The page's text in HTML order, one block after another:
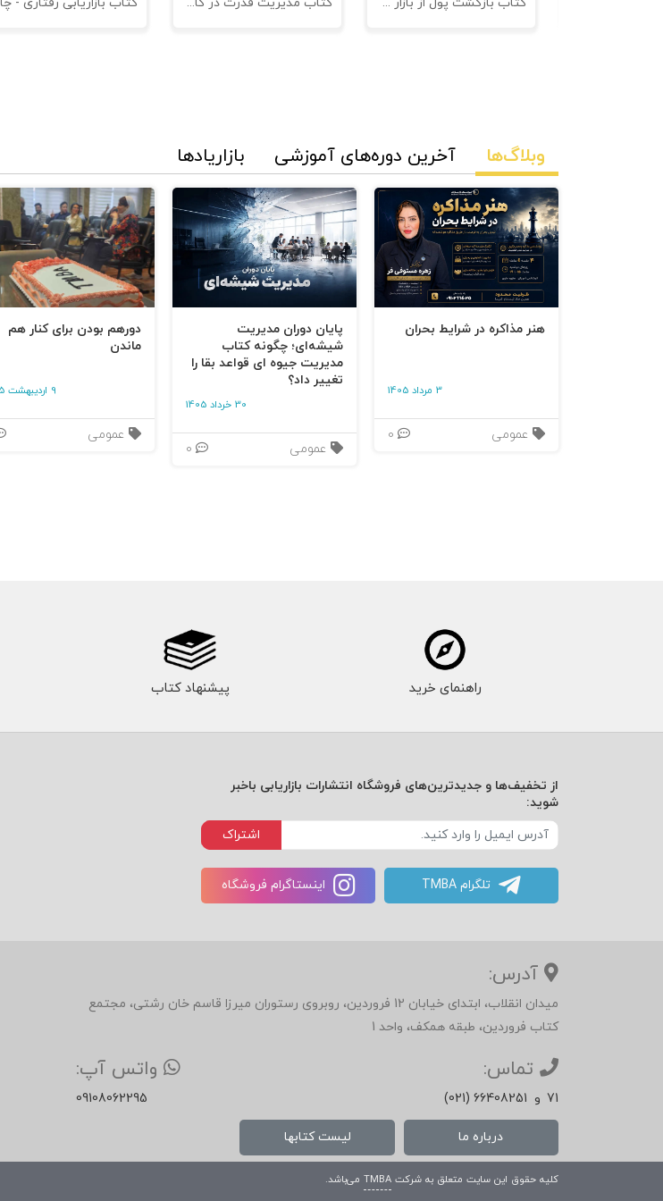
وبلاگ‌ها آخرین دوره‌های آموزشی بازاریادها
هنر مذاکره در شرایط بحران
3 مرداد 1405
عمومی
پایان دوران مدیریت
شیشه‌ای؛ چگونه کتاب
مدیریت جیوه‌ ای قواعد بقا را
تغییر داد؟
30 خرداد 1405
عمومی
دورهم بودن برای کنار هم
ماندن
9 اردیبهشت 1405
عمومی
راهنمای خرید پیشنهاد کتاب
از تخفیف‌ها و جدیدترین‌های فروشگاه انتشارات بازاریابی باخبر
شوید:
اشتراک
تلگرام TMBA اینستاگرام فروشگاه
آدرس:
میدان انقلاب، ابتدای خیابان 12 فروردین، روبروی رستوران میرزا قاسم خان رشتی، مجتمع
کتاب فروردین، طبقه همکف، واحد 1
تماس:
(021) 66408251 و 71
واتس آپ:
09108062295
درباره ما لیست کتابها
کلیه حقوق این سایت متعلق به شرکت TMBA می‌باشد.